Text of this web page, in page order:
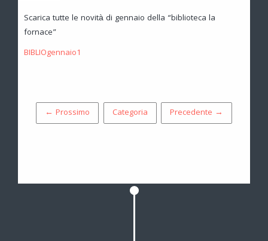
Scarica tutte le novità di gennaio della “biblioteca la
fornace”
BIBLIOgennaio1
← Prossimo Categoria Precedente →